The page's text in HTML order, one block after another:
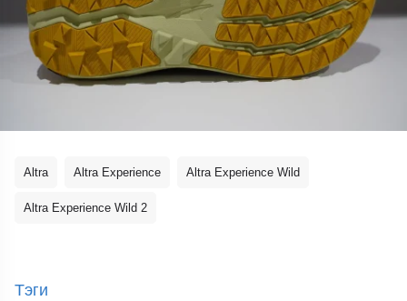
Altra Altra Experience Altra Experience Wild
Altra Experience Wild 2
Тэги